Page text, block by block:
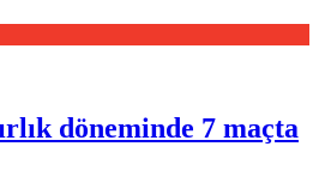
döneminde 7 maçta